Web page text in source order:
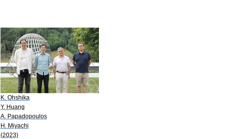
K. Ohshika
Y. Huang
A. Papadopoulos
H. Miyachi
(2023)